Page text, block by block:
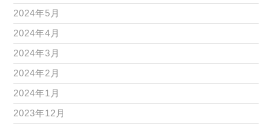
2024年5月
2024年4月
2024年3月
2024年2月
2024年1月
2023年12月